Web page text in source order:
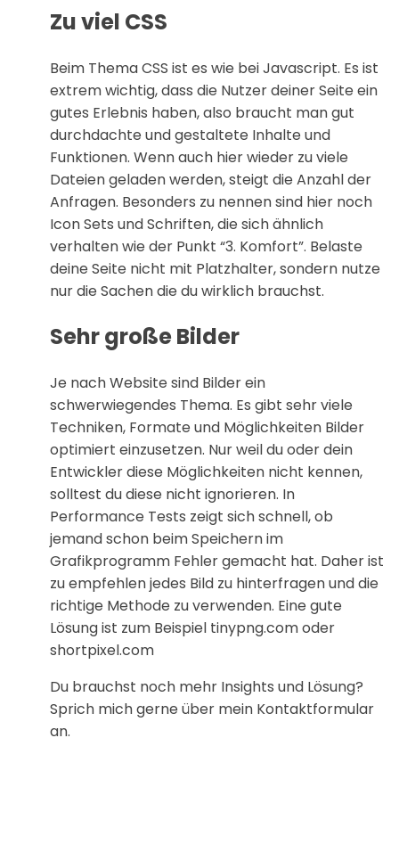
Zu viel CSS
Beim Thema CSS ist es wie bei Javascript. Es ist
extrem wichtig, dass die Nutzer deiner Seite ein
gutes Erlebnis haben, also braucht man gut
durchdachte und gestaltete Inhalte und
Funktionen. Wenn auch hier wieder zu viele
Dateien geladen werden, steigt die Anzahl der
Anfragen. Besonders zu nennen sind hier noch
Icon Sets und Schriften, die sich ähnlich
verhalten wie der Punkt “3. Komfort”. Belaste
deine Seite nicht mit Platzhalter, sondern nutze
nur die Sachen die du wirklich brauchst.
Sehr große Bilder
Je nach Website sind Bilder ein
schwerwiegendes Thema. Es gibt sehr viele
Techniken, Formate und Möglichkeiten Bilder
optimiert einzusetzen. Nur weil du oder dein
Entwickler diese Möglichkeiten nicht kennen,
solltest du diese nicht ignorieren. In
Performance Tests zeigt sich schnell, ob
jemand schon beim Speichern im
Grafikprogramm Fehler gemacht hat. Daher ist
zu empfehlen jedes Bild zu hinterfragen und die
richtige Methode zu verwenden. Eine gute
Lösung ist zum Beispiel tinypng.com oder
shortpixel.com
Du brauchst noch mehr Insights und Lösung?
Sprich mich gerne über mein Kontaktformular
an.